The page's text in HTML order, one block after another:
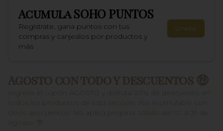
AcumulaSOHO PUNTOS
Regístrate, gana puntos con tus
compras y canjealos por productos y
más
Únete